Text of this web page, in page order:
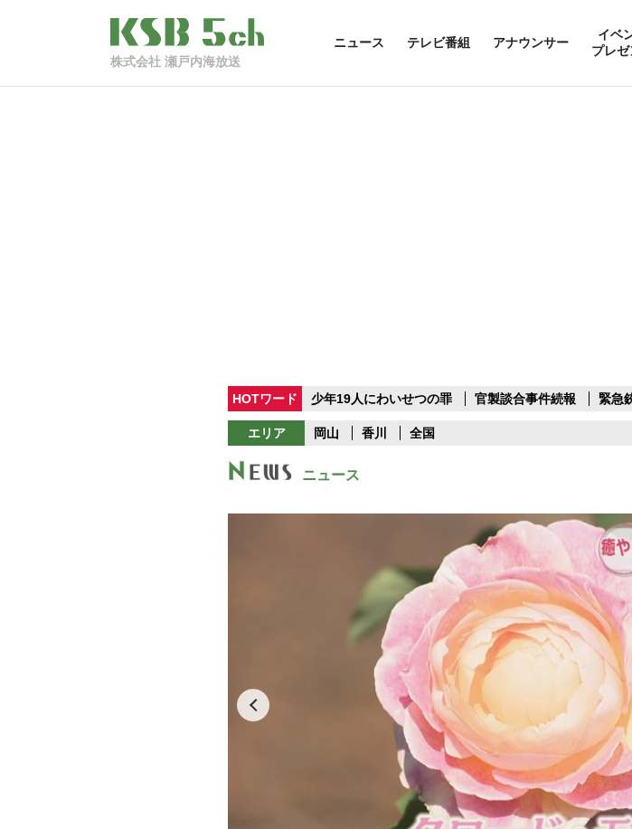
株式会社 瀬戸内海放送
ニュース テレビ番組 アナウンサー
イベ
プレゼ
HOTワード 少年19人にわいせつの罪 官製談合事件続報 緊急
エリア 岡山 香川 全国
ニュース